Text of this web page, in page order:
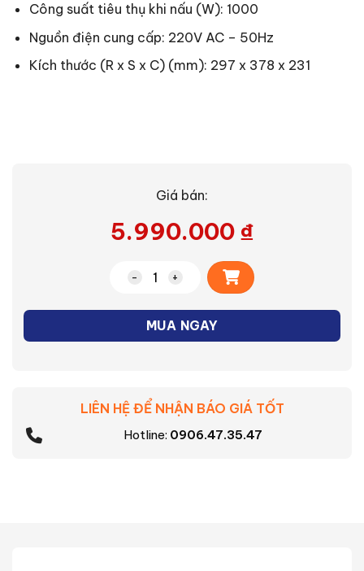
Công suất tiêu thụ khi nấu (W): 1000
Nguồn điện cung cấp: 220V AC – 50Hz
Kích thước (R x S x C) (mm): 297 x 378 x 231
Giá bán:
5.990.000 ₫
Nồi cơm điện RC-18RH(CG)VN số lượng
MUA NGAY
Alternative:
LIÊN HỆ ĐỂ NHẬN BÁO GIÁ TỐT
Hotline: 0906.47.35.47